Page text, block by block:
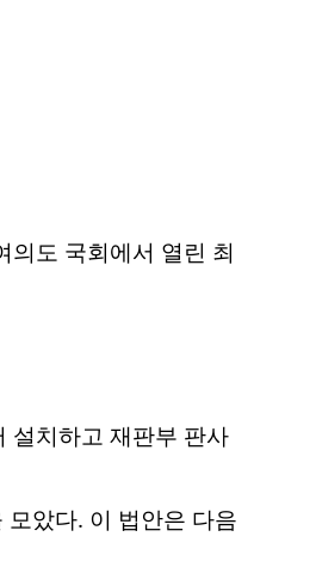
도 국회에서 열린 최
설치하고 재판부 판사
았다. 이 법안은 다음